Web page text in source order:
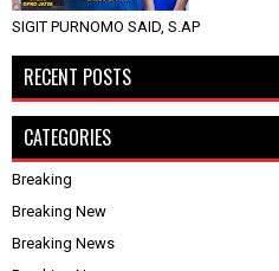
SIGIT PURNOMO SAID, S.AP
RECENT POSTS
CATEGORIES
Breaking
Breaking New
Breaking News